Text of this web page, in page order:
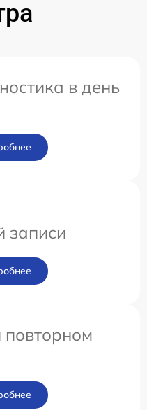
в день
записи